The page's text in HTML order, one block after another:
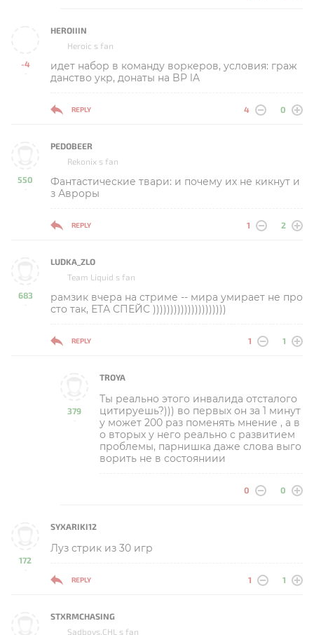
-4
-
HEROIIIN
Heroic s fan
идет набор в команду воркеров, условия: граж
данство укр, донаты на BP lA
REPLY 4 0
550
-
PEDOBEER
Rekonix s fan
Фантастические твари: и почему их не кикнут и
з Авроры
REPLY 1 2
683
-
LUDKA_ZLO
Team Liquid s fan
рамзик вчера на стриме -- мира умирает не про
сто так, ЕТА СПЕЙС )))))))))))))))))))))
REPLY 1 1
379
-
TROYA
Ты реально этого инвалида отсталого
цитируешь?))) во первых он за 1 минут
у может 200 раз поменять мнение , а в
о вторых у него реально с развитием
проблемы, парнишка даже слова выго
ворить не в состояниии
0 0
172
-
SYXARIKI12
Луз стрик из 30 игр
REPLY 1 1
STXRMCHASING
Sadboys.CHL s fan